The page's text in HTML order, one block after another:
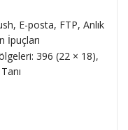
E-posta, FTP, Anlık
İpuçları
396 (22 × 18),